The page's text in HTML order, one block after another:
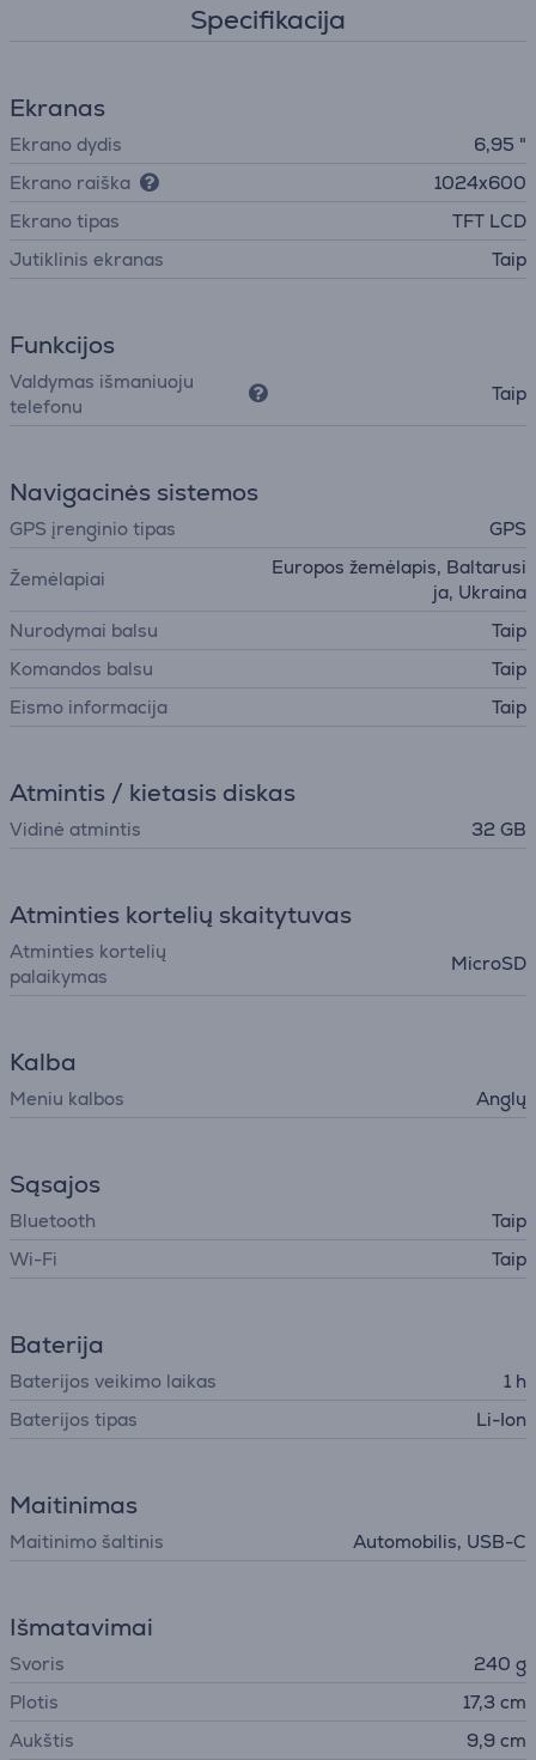
Specifikacija
Ekranas
Ekrano dydis
6,95 "
Ekrano raiška
1024x600
Ekrano tipas
TFT LCD
Jutiklinis ekranas
Taip
Funkcijos
Valdymas išmaniuoju
telefonu
Taip
Navigacinės sistemos
GPS įrenginio tipas GPS
Žemėlapiai
Europos žemėlapis, Baltarusi
ja, Ukraina
Nurodymai balsu
Taip
Komandos balsu
Taip
Eismo informacija
Taip
Atmintis / kietasis diskas
Vidinė atmintis 32 GB
Atminties kortelių skaitytuvas
Atminties kortelių
palaikymas
MicroSD
Kalba
Meniu kalbos Anglų
Sąsajos
Bluetooth
Taip
Wi-Fi
Taip
Baterija
Baterijos veikimo laikas
1 h
Baterijos tipas
Li-Ion
Maitinimas
Maitinimo šaltinis Automobilis, USB-C
Išmatavimai
Svoris
240 g
Plotis
17,3 cm
Aukštis
9,9 cm